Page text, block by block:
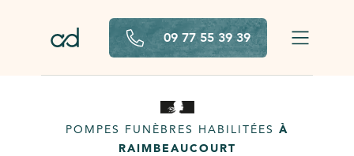
09 77 55 39 39
POMPES FUNÈBRES HABILITÉES À
RAIMBEAUCOURT